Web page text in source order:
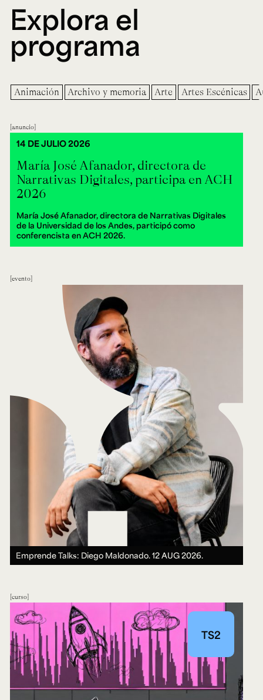
Acreditación institucional de alta calidad, 10 años:
Resolución 000194 del 16 de enero del 2025.
Explora el
programa
Animación Archivo y memoria Arte Artes Escénicas
anuncio
María José Afanador, directora de
Narrativas Digitales, participa en ACH
2026
María José Afanador, directora de Narrativas Digitales
de la Universidad de los Andes, participó como
conferencista en ACH 2026.
14 DE JULIO 2026
evento
Emprende Talks: Diego Maldonado.12 AUG 2026.
curso
TS2